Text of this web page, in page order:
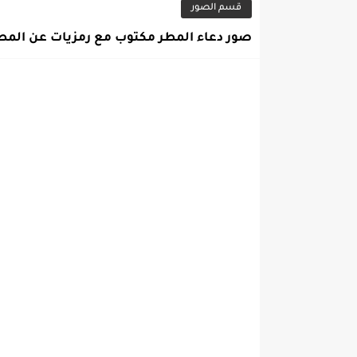
قسم الصور
صور دعاء المطر مكتوب مع رمزيات عن